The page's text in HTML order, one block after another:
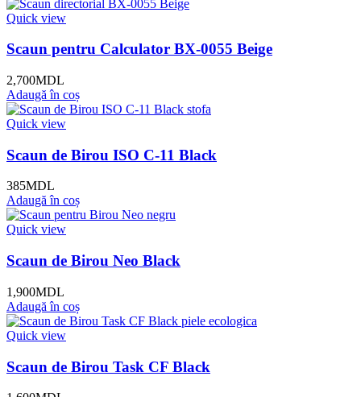
Quick view
Scaun pentru Calculator BX-0055 Beige
2,700MDL
Adaugă în coș
Quick view
Scaun de Birou ISO C-11 Black
385MDL
Adaugă în coș
Quick view
Scaun de Birou Neo Black
1,900MDL
Adaugă în coș
Quick view
Scaun de Birou Task CF Black